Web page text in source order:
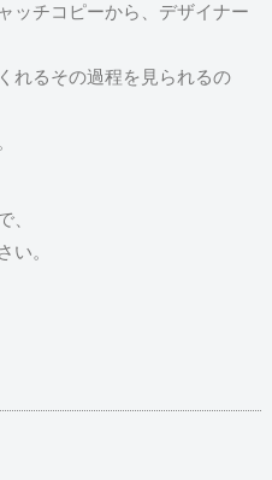
ッチコピーから、デザイナー
れるその過程を見られるの
、
い。